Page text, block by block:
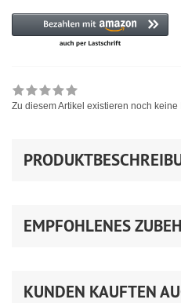
Zu diesem Artikel existieren noch keine
EMPFOHLENES
KUNDEN KAUFTEN